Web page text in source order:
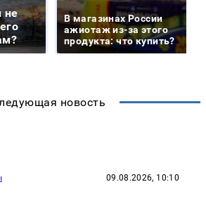
не
В магазинах России
ажиотаж из-за этого
продукта: что купить?
новость
09.08.2026, 10:10